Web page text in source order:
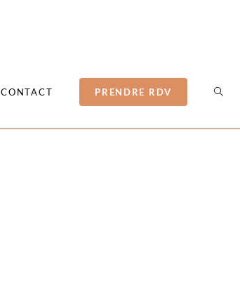
CONTACT PRENDRE RDV